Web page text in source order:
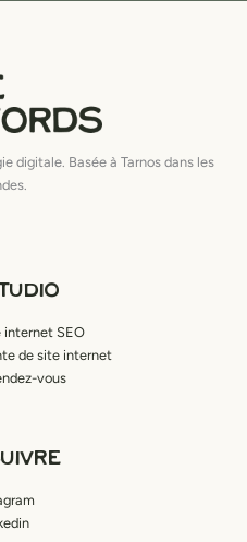
digitale. Basée à Tarnos dans les
SEO
de site internet
vous